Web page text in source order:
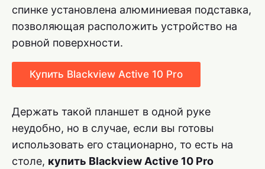
спинке установлена алюминиевая подставка,
позволяющая расположить устройство на
ровной поверхности.
Купить Blackview Active 10 Pro
Держать такой планшет в одной руке
неудобно, но в случае, если вы готовы
использовать его стационарно, то есть на
столе, купить Blackview Active 10 Pro